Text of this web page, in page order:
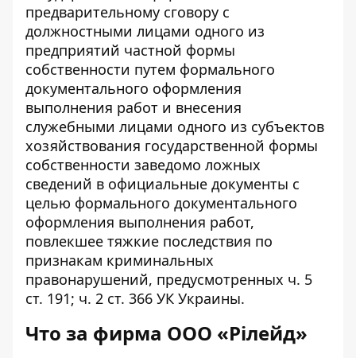
предварительному сговору с
должностными лицами одного из
предприятий частной формы
собственности путем формального
документального оформления
выполнения работ и внесения
служебными лицами одного из субъектов
хозяйствования государственной формы
собственности заведомо ложных
сведений в официальные документы с
целью формального документального
оформления выполнения работ,
повлекшее тяжкие последствия по
признакам криминальных
правонарушений, предусмотренных ч. 5
ст. 191; ч. 2 ст. 366 УК Украины.
Что за фирма ООО «Рілейд»